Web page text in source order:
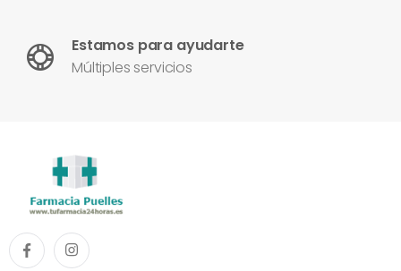
Estamos para ayudarte
Múltiples servicios